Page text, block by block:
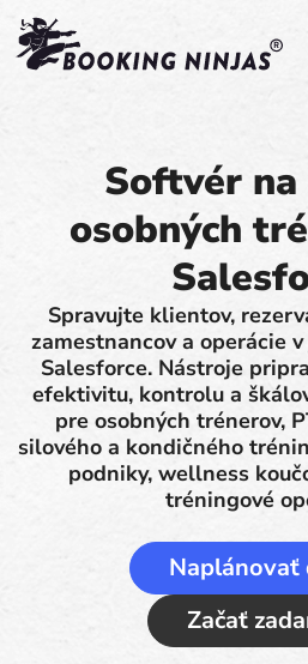
Softvér na
osobných
Spravujte klientov,
zamestnancov a operácie
Salesforce. Nástroje
efektivitu, kontrolu a
pre osobných trénerov,
silového a kondičného
podniky, wellness
tréningové
Naplánovať
Začať